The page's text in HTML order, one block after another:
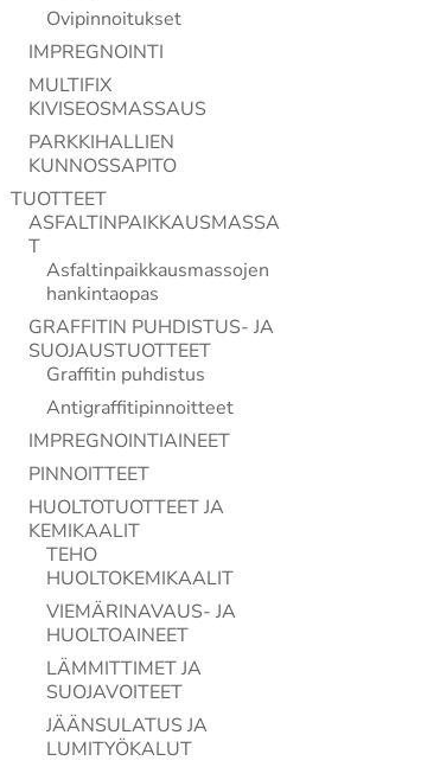
Ovipinnoitukset
IMPREGNOINTI
MULTIFIX
KIVISEOSMASSAUS
PARKKIHALLIEN
KUNNOSSAPITO
TUOTTEET
ASFALTINPAIKKAUSMASSA
T
Asfaltinpaikkausmassojen
hankintaopas
GRAFFITIN PUHDISTUS- JA
SUOJAUSTUOTTEET
Graffitin puhdistus
Antigraffitipinnoitteet
IMPREGNOINTIAINEET
PINNOITTEET
HUOLTOTUOTTEET JA
KEMIKAALIT
TEHO
HUOLTOKEMIKAALIT
VIEMÄRINAVAUS- JA
HUOLTOAINEET
LÄMMITTIMET JA
SUOJAVOITEET
JÄÄNSULATUS JA
LUMITYÖKALUT